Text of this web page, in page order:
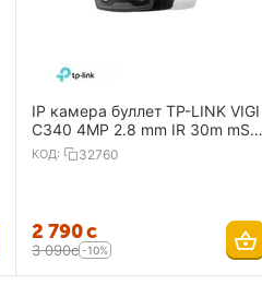
IP камера буллет TP-LINK VIGI
C340 4MP 2.8 mm IR 30m mSD
IP66 two-way talk
КОД: 32760
2 790с
3 090с -10%